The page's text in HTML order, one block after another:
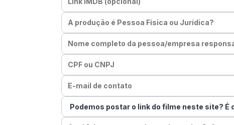
A produção é Pessoa Física ou Jurídica?
Nome completo da pessoa/empresa
CPF ou CNPJ
E-mail de contato
Podemos postar o link do filme neste site? É
Qual foi o orçamento bruto da produção?